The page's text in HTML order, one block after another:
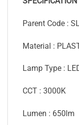
Parent Code :
Material :
Lamp Type :
CCT : 3000K
Lumen : 650lm